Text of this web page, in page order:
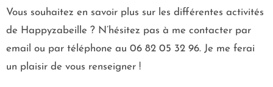
Vous souhaitez en savoir plus sur les différentes activités
de Happyzabeille ? N’hésitez pas à me contacter par
email ou par téléphone au 06 82 05 32 96. Je me ferai
un plaisir de vous renseigner !